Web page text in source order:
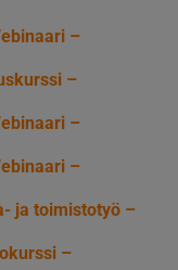
–
–
–
–
ja toimistotyö –
–